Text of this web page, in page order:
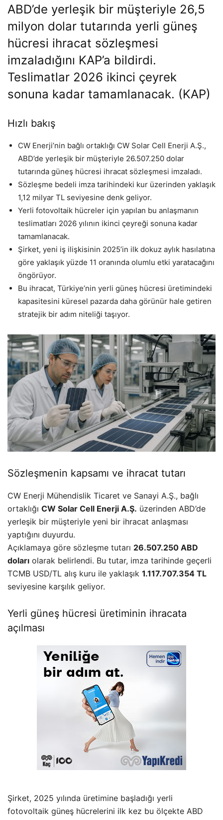
ABD’de yerleşik bir müşteriyle 26,5
milyon dolar tutarında yerli güneş
hücresi ihracat sözleşmesi
imzaladığını KAP’a bildirdi.
Teslimatlar 2026 ikinci çeyrek
sonuna kadar tamamlanacak. (KAP)
Hızlı bakış
CW Enerji’nin bağlı ortaklığı CW Solar Cell Enerji A.Ş.,
ABD’de yerleşik bir müşteriyle 26.507.250 dolar
tutarında güneş hücresi ihracat sözleşmesi imzaladı.
Sözleşme bedeli imza tarihindeki kur üzerinden yaklaşık
1,12 milyar TL seviyesine denk geliyor.
Yerli fotovoltaik hücreler için yapılan bu anlaşmanın
teslimatları 2026 yılının ikinci çeyreği sonuna kadar
tamamlanacak.
Şirket, yeni iş ilişkisinin 2025’in ilk dokuz aylık hasılatına
göre yaklaşık yüzde 11 oranında olumlu etki yaratacağını
öngörüyor.
Bu ihracat, Türkiye’nin yerli güneş hücresi üretimindeki
kapasitesini küresel pazarda daha görünür hale getiren
stratejik bir adım niteliği taşıyor.
Sözleşmenin kapsamı ve ihracat tutarı
CW Enerji Mühendislik Ticaret ve Sanayi A.Ş., bağlı
ortaklığı CW Solar Cell Enerji A.Ş. üzerinden ABD’de
yerleşik bir müşteriyle yeni bir ihracat anlaşması
yaptığını duyurdu.
Açıklamaya göre sözleşme tutarı 26.507.250 ABD
doları olarak belirlendi. Bu tutar, imza tarihinde geçerli
TCMB USD/TL alış kuru ile yaklaşık 1.117.707.354 TL
seviyesine karşılık geliyor.
Yerli güneş hücresi üretiminin ihracata
açılması
Şirket, 2025 yılında üretimine başladığı yerli
fotovoltaik güneş hücrelerini ilk kez bu ölçekte ABD